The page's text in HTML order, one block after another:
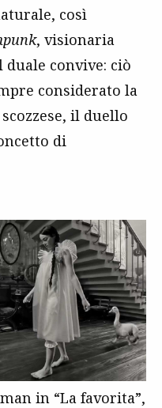
così
, visionaria
convive: ciò
considerato la
il duello
di
in “La favorita”,